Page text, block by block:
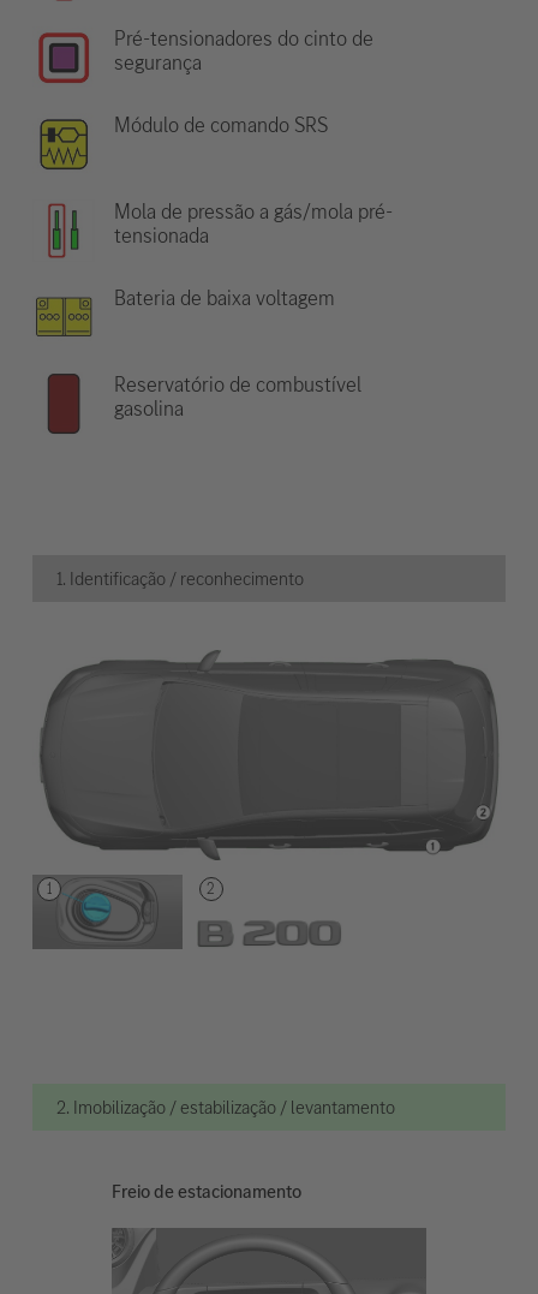
Pré-tensionadores do cinto de
segurança
Módulo de comando SRS
Mola de pressão a gás/mola pré-
tensionada
Bateria de baixa voltagem
Reservatório de combustível
gasolina
1. Identificação / reconhecimento
2. Imobilização / estabilização / levantamento
Freio de estacionamento